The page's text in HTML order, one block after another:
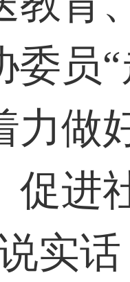
委员
力做
促进
话